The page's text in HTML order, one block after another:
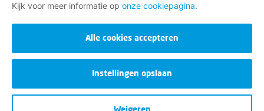
Kijk voor meer informatie op onze cookiepagina.
Alle cookies accepteren
Instellingen opslaan
Weigeren